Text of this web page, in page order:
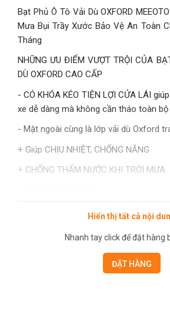
Bạt Phủ Ô Tô Vải Dù OXFORD
Mưa Bụi Trầy Xước Bảo Vệ An Toàn
Tháng
NHỮNG ƯU ĐIỂM VƯỢT TRỘI CỦA
DÙ OXFORD CAO CẤP
- CÓ KHÓA KÉO TIỆN LỢI CỬA LÁI
xe dễ dàng mà không cần tháo toàn
- Mặt ngoài cùng là lớp vải dù Oxford
+ Giúp CHỊU NHIỆT, CHỐNG NẮNG
+ CHỐNG THẤM NƯỚC KHI TRỜI MƯA
+ CHỐNG NÓNG tuyệt vời cho ôtô khi
- Lớp bên trong LÓT BÔNG mềm mại
XƯỚC khi chà xát với sơn xe.
- Bạt phủ dù Oxford được sản xuất
Hiển thị tất cả nội
Nhanh tay click để đặt hàng
ĐẶT HÀNG